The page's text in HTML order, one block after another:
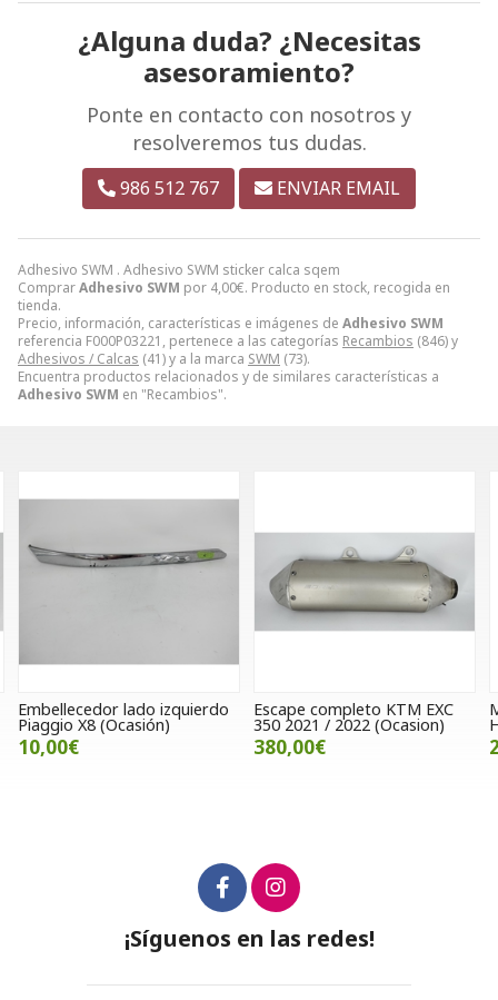
Adhesivo SWM . Adhesivo SWM sticker calca sqem
ComprarAdhesivo SWM por 4,00€. Producto en stock, recogida en
tienda.
Precio, información, características e imágenes de Adhesivo SWM
referencia F000P03221, pertenece a las categorías Recambios (846) y
Adhesivos / Calcas (41) y a la marca SWM (73).
Encuentra productos relacionados y de similares características a
Adhesivo SWM en "Recambios".
¿Alguna duda? ¿Necesitas
asesoramiento?
Ponte en contacto con nosotros y
resolveremos tus dudas.
986 512 767 ENVIAR EMAIL
Embellecedor lado izquierdo
Piaggio X8 (Ocasión)
10,00€
Escape completo KTM EXC
350 2021 / 2022 (Ocasion)
380,00€
¡Síguenos en las redes!